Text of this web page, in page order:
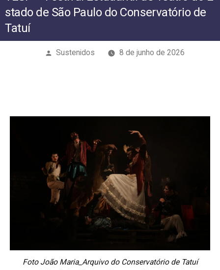
de Tatuí
stado de São Paulo do Conservatório de
Tatuí
Publicado
Sustenidos 8 de junho de 2026
Foto João Maria_Arquivo do Conservatório de Tatuí